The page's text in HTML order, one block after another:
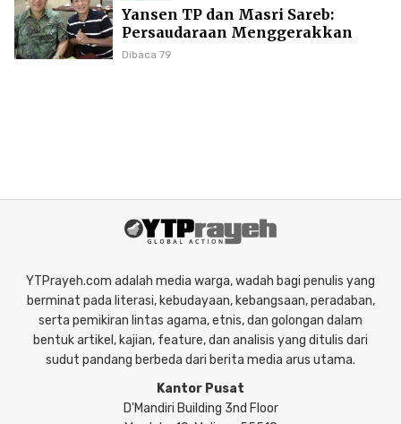
Yansen TP dan Masri Sareb:
Persaudaraan Menggerakkan
Literasi Borneo
Dibaca 79
YTPrayeh.com adalah media warga, wadah bagi penulis yang
berminat pada literasi, kebudayaan, kebangsaan, peradaban,
serta pemikiran lintas agama, etnis, dan golongan dalam
bentuk artikel, kajian, feature, dan analisis yang ditulis dari
sudut pandang berbeda dari berita media arus utama.
Kantor Pusat
D'Mandiri Building 3nd Floor